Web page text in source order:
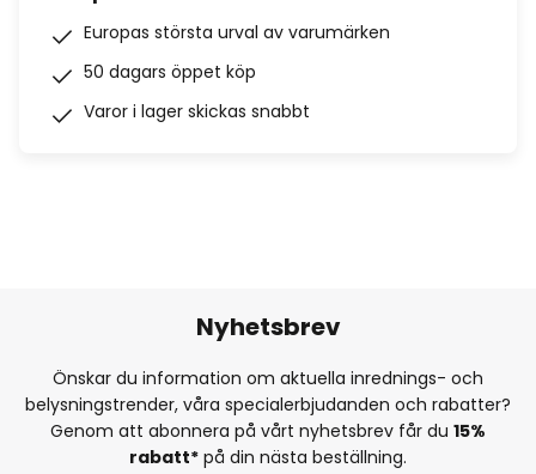
Europas största urval av varumärken
50 dagars öppet köp
Varor i lager skickas snabbt
Nyhetsbrev
Önskar du information om aktuella inrednings- och
belysningstrender, våra specialerbjudanden och rabatter?
Genom att abonnera på vårt nyhetsbrev får du 15%
rabatt* på din nästa beställning.